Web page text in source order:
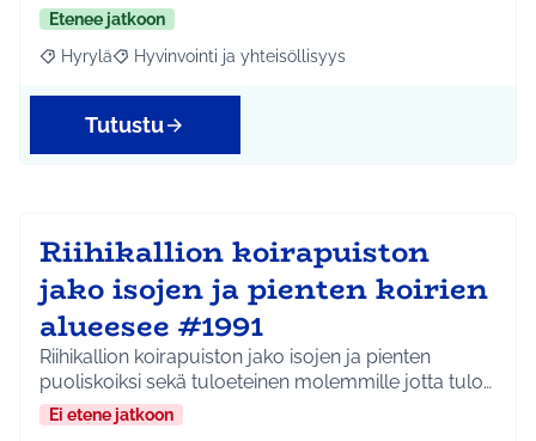
Etenee jatkoon
Rajaa tulokset aihepiirin mukaan: Hyrylä
Hyrylä Rajaa tulokset teeman mukaan: Hyvinvointi ja
Hyvinvointi ja yhteisöllisyys
Tutustu
Riihikallion koirapuiston
jako isojen ja pienten koirien
alueesee #1991
Riihikallion koirapuiston jako isojen ja pienten
puoliskoiksi sekä tuloeteinen molemmille jotta tulo…
Ei etene jatkoon